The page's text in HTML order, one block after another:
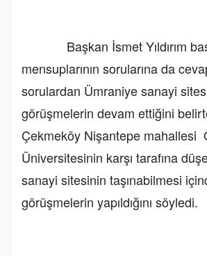
Başkan İsmet Yıldırım
mensuplarının sorularına da
sorulardan Ümraniye sanayi
görüşmelerin devam ettiğini
Çekmeköy Nişantepe mahallesi
Üniversitesinin karşı tarafına
sanayi sitesinin taşınabilmesi
görüşmelerin yapıldığını söyledi.